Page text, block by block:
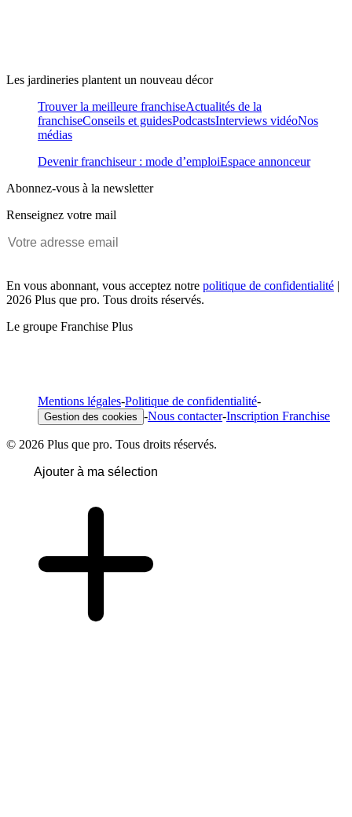
Les jardineries plantent un nouveau décor
Trouver la meilleure franchiseActualités de la
franchiseConseils et guidesPodcastsInterviews vidéoNos
médias
Devenir franchiseur : mode d’emploiEspace annonceur
Abonnez-vous à la newsletter
Renseignez votre mail
En vous abonnant, vous acceptez notre politique de confidentialité |
2026 Plus que pro. Tous droits réservés.
Le groupe Franchise Plus
Mentions légales-Politique de confidentialité-
Gestion des cookies -Nous contacter-Inscription Franchise
© 2026 Plus que pro. Tous droits réservés.
Ajouter à ma sélection